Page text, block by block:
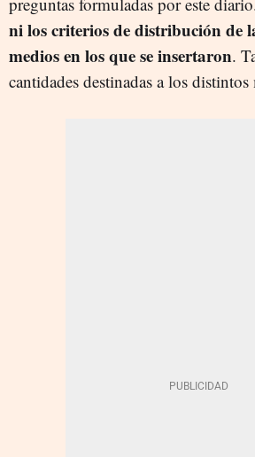
ni los criterios de distribución de
medios en los que se insertaron.
cantidades destinadas a los distintos